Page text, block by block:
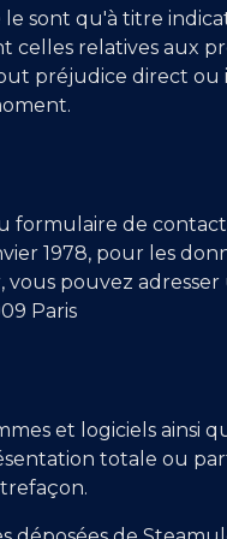
sont qu'à titre
relatives aux
préjudice direct
formulaire de
1978, pour les
pouvez
Paris
et logiciels
totale ou